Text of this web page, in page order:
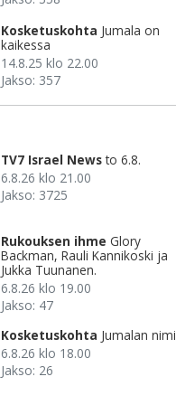
Kosketuskohta Jumala on
kaikessa
14.8.25 klo 22.00
Jakso: 357
TV7 Israel News to 6.8.
6.8.26 klo 21.00
Jakso: 3725
Rukouksen ihme Glory
Backman, Rauli Kannikoski ja
Jukka Tuunanen.
6.8.26 klo 19.00
Jakso: 47
Kosketuskohta Jumalan nimi
6.8.26 klo 18.00
Jakso: 26